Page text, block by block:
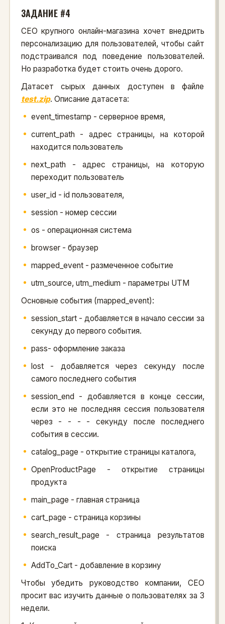
ЗАДАНИЕ #4
CEO крупного онлайн-магазина хочет внедрить
персонализацию для пользователей, чтобы сайт
подстраивался под поведение пользователей.
Но разработка будет стоить очень дорого.
Датасет сырых данных доступен в файле
test.zip. Описание датасета:
event_timestamp - серверное время,
current_path - адрес страницы, на которой
находится пользователь
next_path - адрес страницы, на которую
переходит пользователь
user_id - id пользователя,
session - номер сессии
os - операционная система
browser - браузер
mapped_event - размеченное событие
utm_source, utm_medium - параметры UTM
Основные события (mapped_event):
session_start - добавляется в начало сессии за
секунду до первого события.
pass- оформление заказа
lost - добавляется через секунду после
самого последнего события
session_end - добавляется в конце сессии,
если это не последняя сессия пользователя
через - - - - секунду после последнего
события в сессии.
catalog_page - открытие страницы каталога,
OpenProductPage - открытие страницы
продукта
main_page - главная страница
cart_page - страница корзины
search_result_page - страница результатов
поиска
AddTo_Cart - добавление в корзину
Чтобы убедить руководство компании, CEO
просит вас изучить данные о пользователях за 3
недели.